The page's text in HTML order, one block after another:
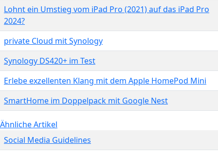
Lohnt ein Umstieg vom iPad Pro (2021) auf das iPad Pro
2024?
private Cloud mit Synology
Synology DS420+ im Test
Erlebe exzellenten Klang mit dem Apple HomePod Mini
SmartHome im Doppelpack mit Google Nest
Ähnliche Artikel
Social Media Guidelines